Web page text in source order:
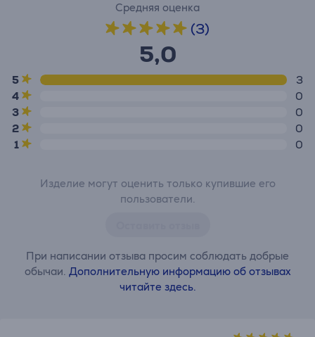
Средняя оценка
(3)
5,0
5
3
4
0
3
0
2
0
1
0
Изделие могут оценить только купившие его
пользователи.
При написании отзыва просим соблюдать добрые
обычаи. Дополнительную информацию об отзывах
читайте здесь.